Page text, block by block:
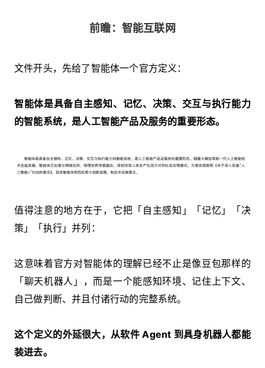
前瞻：智能互联网
文件开头，先给了智能体一个官方定义：
智能体是具备自主感知、记忆、决策、交互与执行能力
的智能系统，是人工智能产品及服务的重要形态。
值得注意的地方在于，它把「自主感知」「记忆」「决
策」「执行」并列：
这意味着官方对智能体的理解已经不止是像豆包那样的
「聊天机器人」，而是一个能感知环境、记住上下文、
自己做判断、并且付诸行动的完整系统。
这个定义的外延很大，从软件 Agent 到具身机器人都能
装进去。